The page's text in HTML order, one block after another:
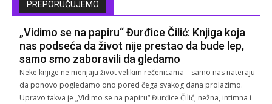
PREPORUČUJEMO
„Vidimo se na papiru“ Đurđice Čilić: Knjiga koja
nas podseća da život nije prestao da bude lep,
samo smo zaboravili da gledamo
Neke knjige ne menjaju život velikim rečenicama – samo nas nateraju
da ponovo pogledamo ono pored čega svakog dana prolazimo.
Upravo takva je „Vidimo se na papiru“ Đurđice Čilić, nežna, intimna i